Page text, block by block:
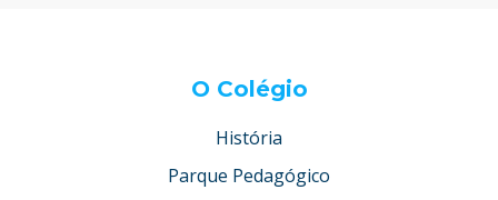
O Colégio
História
Parque Pedagógico